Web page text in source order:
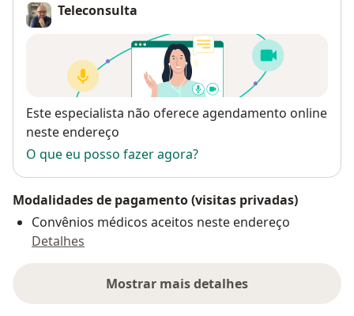
Teleconsulta
Disponibilidade
Este especialista não oferece agendamento online
neste endereço
O que eu posso fazer agora?
Modalidades de pagamento (visitas privadas)
Convênios médicos aceitos neste endereço
Detalhes
Mostrar mais detalhes
sobre o endereço